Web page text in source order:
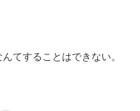
てすることはできない。